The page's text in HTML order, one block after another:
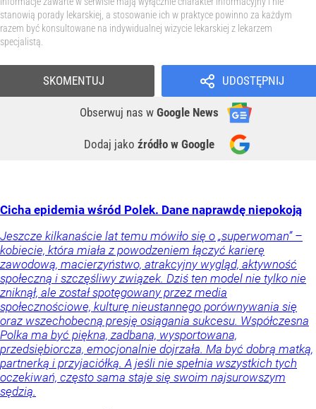
stanowią porady lekarskiej, a stosowanie ich w praktyce powinno za każdym
razem być konsultowane na indywidualnej wizycie lekarskiej z lekarzem
specjalistą.
UDOSTĘPNIJ
Obserwuj nas w Google News
Dodaj jako źródło w Google
SKOMENTUJ
Cicha epidemia wśród Polek. Dane naprawdę niepokoją
Jeszcze kilkanaście lat temu mówiło się o „superwoman” –
kobiecie, która miała z powodzeniem łączyć karierę
zawodową, macierzyństwo, atrakcyjny wygląd, aktywność
społeczną i szczęśliwy związek. Dziś ten model nie tylko nie
zniknął, ale został spotęgowany przez media
społecznościowe, kulturę nieustannego porównywania się
oraz wszechobecną presję osiągania sukcesu. Współczesna
Polka ma być piękna, zadbana, wysportowana,
przedsiębiorcza, emocjonalnie dojrzała. Ma być dobrą matką,
partnerką i przyjaciółką. A jeśli nie spełnia wszystkich tych
oczekiwań, często sama staje się swoim najsurowszym
sędzią.